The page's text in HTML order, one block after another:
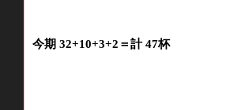
今期 32+10+3+2 ＝計47杯